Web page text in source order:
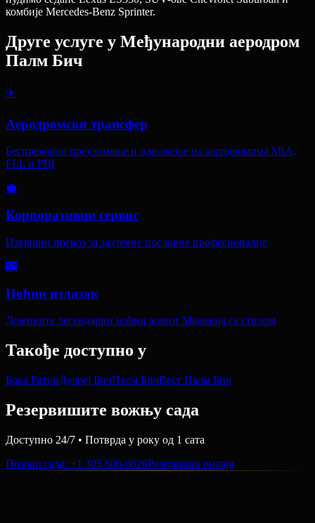
комбије Mercedes-Benz Sprinter.
Друге услуге у Међународни аеродром
Палм Бич
✈️
Аеродромски трансфер
Беспрекорно преузимање и одвожење на аеродромима MIA,
FLL и PBI
💼
Корпоративни сервис
Извршни превоз за захтевне пословне професионалце
🌃
Ноћни излазак
Доживите легендарни ноћни живот Мајамија са стилом
Такође доступно у
Бока РатонДелреј БичПалм БичВест Палм Бич
Резервишите вожњу сада
Доступно 24/7 • Потврда у року од 1 сата
Позови сада: +1 305 606-0626Резервиши онлајн